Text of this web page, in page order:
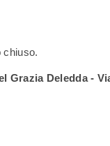
chiuso.
Grazia Deledda -